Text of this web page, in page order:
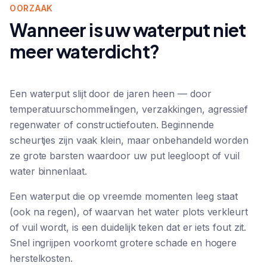
OORZAAK
Wanneer is uw waterput niet
meer waterdicht?
Een waterput slijt door de jaren heen — door
temperatuurschommelingen, verzakkingen, agressief
regenwater of constructiefouten. Beginnende
scheurtjes zijn vaak klein, maar onbehandeld worden
ze grote barsten waardoor uw put leegloopt of vuil
water binnenlaat.
Een waterput die op vreemde momenten leeg staat
(ook na regen), of waarvan het water plots verkleurt
of vuil wordt, is een duidelijk teken dat er iets fout zit.
Snel ingrijpen voorkomt grotere schade en hogere
herstelkosten.